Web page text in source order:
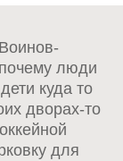
люди
куда то
дворах-то
для